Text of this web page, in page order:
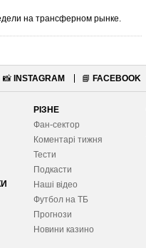
на трансферном рынке.
📸 INSTAGRAM 📘 FACEBOOK
РІЗНЕ
Фан-сектор
Коментарі тижня
Тести
Подкасти
Наші відео
Футбол на ТБ
Прогнози
Новини казино